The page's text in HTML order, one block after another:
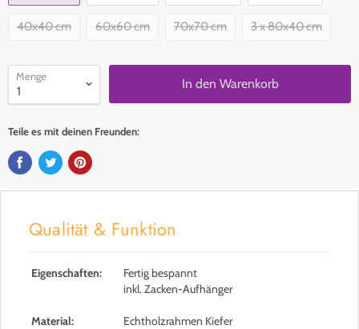
40x40 cm 60x60 cm 70x70 cm 3 x 80x40 cm
Menge
In den Warenkorb
Teile es mit deinen Freunden:
Qualität & Funktion
Eigenschaften:
Fertig bespannt
inkl. Zacken-Aufhänger
Material:
Echtholzrahmen Kiefer